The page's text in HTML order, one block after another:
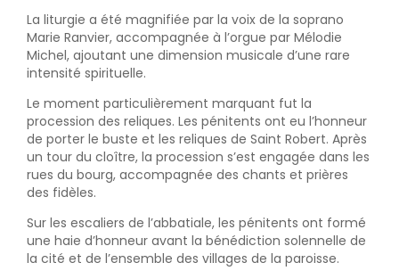
La liturgie a été magnifiée par la voix de la soprano
Marie Ranvier, accompagnée à l’orgue par Mélodie
Michel, ajoutant une dimension musicale d’une rare
intensité spirituelle.
Le moment particulièrement marquant fut la
procession des reliques. Les pénitents ont eu l’honneur
de porter le buste et les reliques de Saint Robert. Après
un tour du cloître, la procession s’est engagée dans les
rues du bourg, accompagnée des chants et prières
des fidèles.
Sur les escaliers de l’abbatiale, les pénitents ont formé
une haie d’honneur avant la bénédiction solennelle de
la cité et de l’ensemble des villages de la paroisse.